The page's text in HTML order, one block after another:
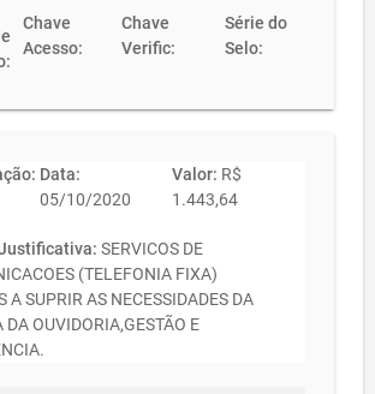
Chave
Acesso:
Chave
Verific:
Série do
Selo:
Data:
05/10/2020
Valor: R$
1.443,64
SERVICOS DE
(TELEFONIA FIXA)
A SUPRIR AS NECESSIDADES DA
DA OUVIDORIA,GESTÃO E